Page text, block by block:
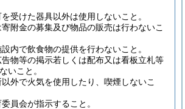
受けた器具以外は使用しないこと。
附金の募集及び物品の販売は行わないこ
内で飲食物の提供を行わないこと。
物等の掲示若しくは配布又は看板立札等
いこと。
外で火気を使用したり、喫煙しないこ
員会が指示すること。